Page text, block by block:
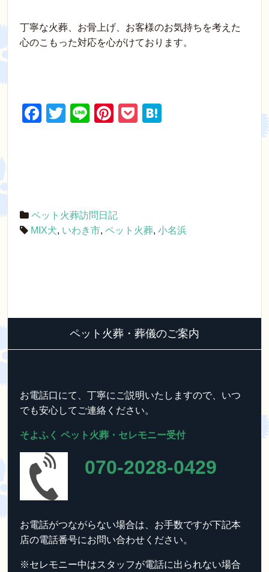
丁寧な火葬、お骨上げ、お客様のお気持ちを考えた
心のこもった対応を心がけております。
F
o
o
T
Li
Pi
P
ペット火葬訪問日記
MIX犬, いわき市, ペット火葬, 小名浜
ペット火葬・葬儀のご案内
お電話口にて、丁寧にご説明いたしますので、いつ
でも安心してご連絡ください。
そよふく ペット火葬・セレモニー受付
070-2028-0429
お電話がつながらない場合は、お手数ですが下記本
店の電話番号にお問い合わせください。
※セレモニー中はスタッフが電話に出られない場合